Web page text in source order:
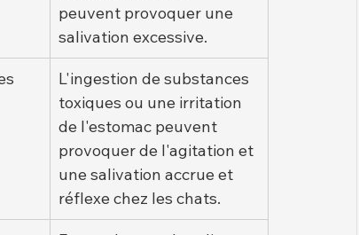
peuvent provoquer une
salivation excessive.
L'ingestion de substances
toxiques ou une irritation
de l'estomac peuvent
provoquer de l'agitation et
une salivation accrue et
réflexe chez les chats.